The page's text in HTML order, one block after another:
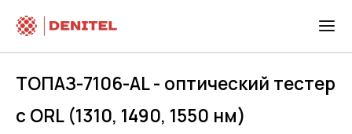
ТОПАЗ-7106-AL - оптический тестер
с ORL (1310, 1490, 1550 нм)